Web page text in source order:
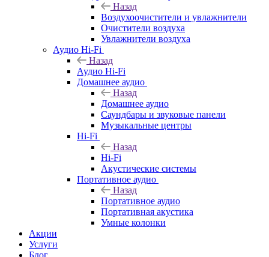
Назад
Воздухоочистители и увлажнители
Очистители воздуха
Увлажнители воздуха
Аудио Hi-Fi
Назад
Аудио Hi-Fi
Домашнее аудио
Назад
Домашнее аудио
Саундбары и звуковые панели
Музыкальные центры
Hi-Fi
Назад
Hi-Fi
Акустические системы
Портативное аудио
Назад
Портативное аудио
Портативная акустика
Умные колонки
Акции
Услуги
Блог